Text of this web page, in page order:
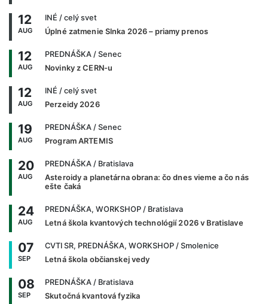
12
AUG
INÉ / celý svet
Úplné zatmenie Slnka 2026 – priamy prenos
12
AUG
PREDNÁŠKA / Senec
Novinky z CERN-u
12
AUG
INÉ / celý svet
Perzeidy 2026
19
AUG
PREDNÁŠKA / Senec
Program ARTEMIS
20
AUG
PREDNÁŠKA / Bratislava
Asteroidy a planetárna obrana: čo dnes vieme a čo nás
ešte čaká
24
AUG
PREDNÁŠKA, WORKSHOP / Bratislava
Letná škola kvantových technológií 2026 v Bratislave
07
SEP
CVTI SR, PREDNÁŠKA, WORKSHOP / Smolenice
Letná škola občianskej vedy
08
SEP
PREDNÁŠKA / Bratislava
Skutočná kvantová fyzika